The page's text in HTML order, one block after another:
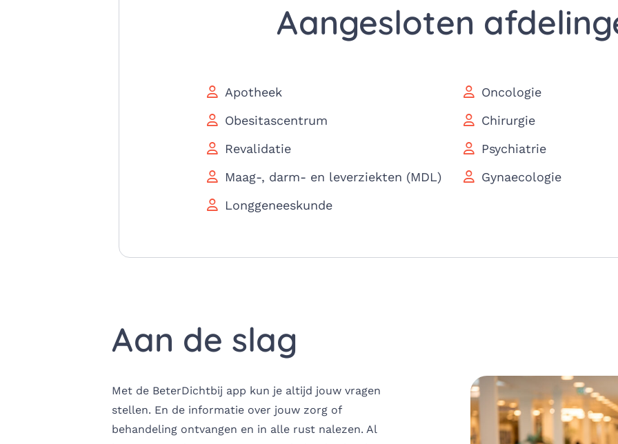
Aangesloten
Apotheek
Obesitascentrum
Revalidatie
Maag-, darm- en leverziekten (MDL)
Longgeneeskunde
Oncologie
Chirurgie
Psychiatrie
Gynaecologie
Aan de slag
Met de BeterDichtbij app kun je altijd jouw vragen
stellen. En de informatie over jouw zorg of
behandeling ontvangen en in alle rust nalezen. Al